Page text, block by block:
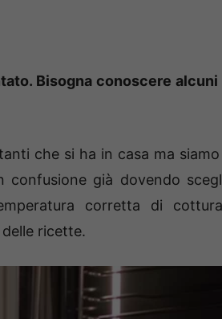
Bisogna conoscere
che si ha in casa ma
confusione già dovendo
corretta di
ricette.